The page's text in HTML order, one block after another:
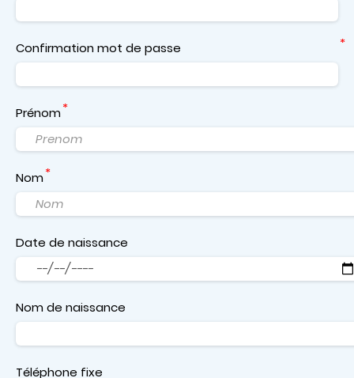
Confirmation mot de passe
Prénom
Nom
Date de naissance
Date
Nom de naissance
Téléphone fixe